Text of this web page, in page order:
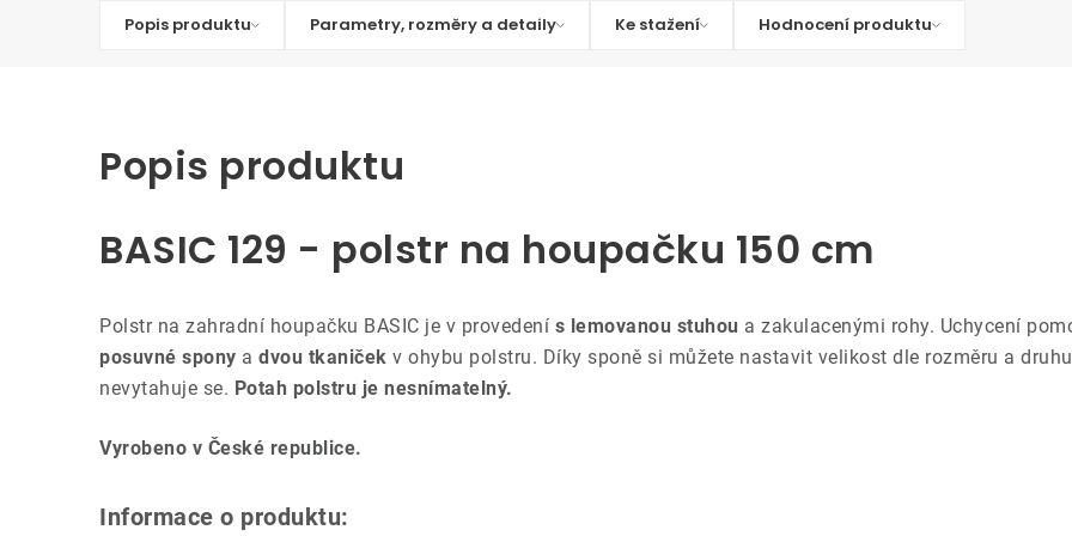
Popis produktu Parametry, rozměry a detaily Ke stažení Hodnocení produktu
Popis produktu
BASIC 129 - polstr na houpačku 150 cm
Polstr na zahradní houpačku BASIC je v provedení s lemovanou stuhou a zakulacenými rohy. Uchycení
posuvné spony a dvou tkaniček v ohybu polstru. Díky sponě si můžete nastavit velikost dle rozměru a
nevytahuje se. Potah polstru je nesnímatelný.
Vyrobeno v České republice.
Informace o produktu: